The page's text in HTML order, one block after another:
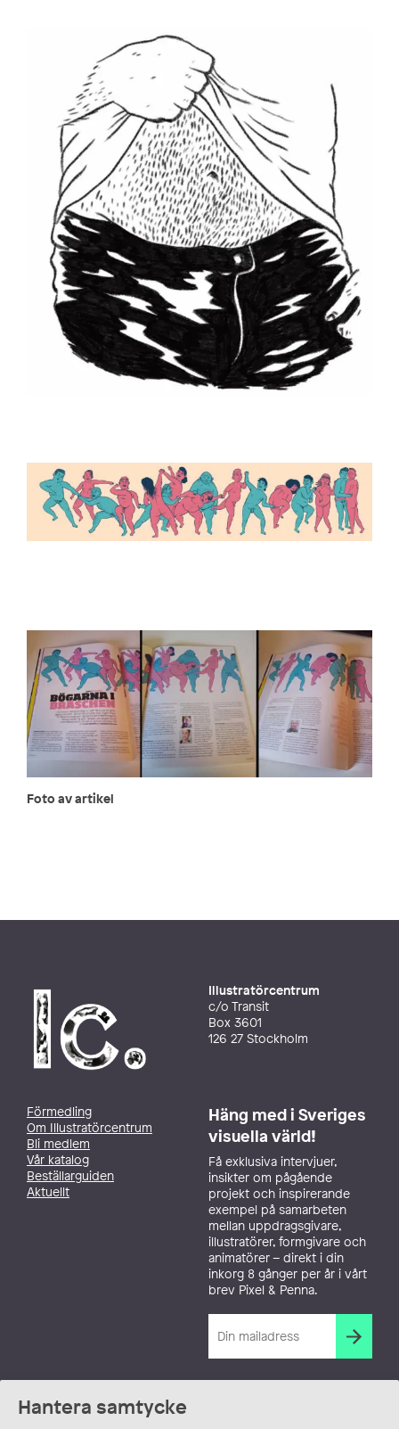
Hantera samtycke
Foto av artikel
Illustratörcentrum
c/o Transit
Box 3601
126 27 Stockholm
Förmedling
Om Illustratörcentrum
Bli medlem
Vår katalog
Beställarguiden
Aktuellt
Häng med i Sveriges
visuella värld!
Få exklusiva intervjuer,
insikter om pågående
projekt och inspirerande
exempel på samarbeten
mellan uppdragsgivare,
illustratörer, formgivare och
animatörer – direkt i din
inkorg 8 gånger per år i vårt
brev Pixel & Penna.